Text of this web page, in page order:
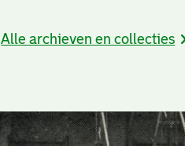
Alle archieven en collecties